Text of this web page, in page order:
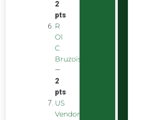
2
pts
R
Ol
C
Bruzois
—
2
pts
US
Vendomoise